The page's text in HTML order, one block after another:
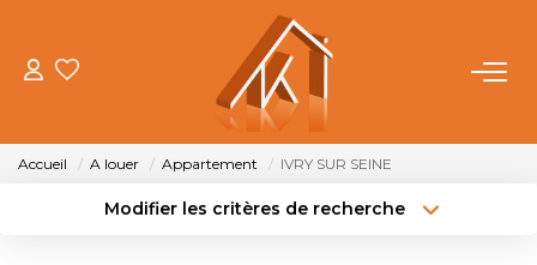
ACHETER
Accueil A louer Appartement IVRY SUR SEINE
Modifier les critères de recherche